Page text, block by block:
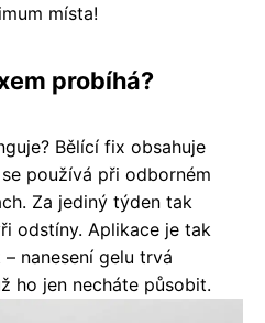
místa!
probíhá?
Bělící fix obsahuje
používá při odborném
Za jediný týden tak
odstíny. Aplikace je tak
nanesení gelu trvá
ho jen necháte působit.